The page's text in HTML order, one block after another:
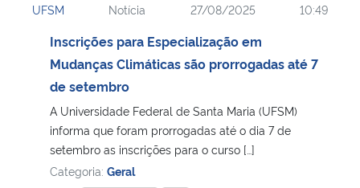
UFSM Notícia 27/08/2025 10:49
Inscrições para Especialização em
Mudanças Climáticas são prorrogadas até 7
de setembro
A Universidade Federal de Santa Maria (UFSM)
informa que foram prorrogadas até o dia 7 de
setembro as inscrições para o curso […]
Categoria: Geral